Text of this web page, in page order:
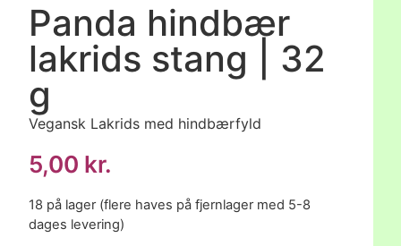
Panda hindbær
lakrids stang | 32
g
Vegansk Lakrids med hindbærfyld
5,00 kr.
18 på lager (flere haves på fjernlager med 5-8
dages levering)